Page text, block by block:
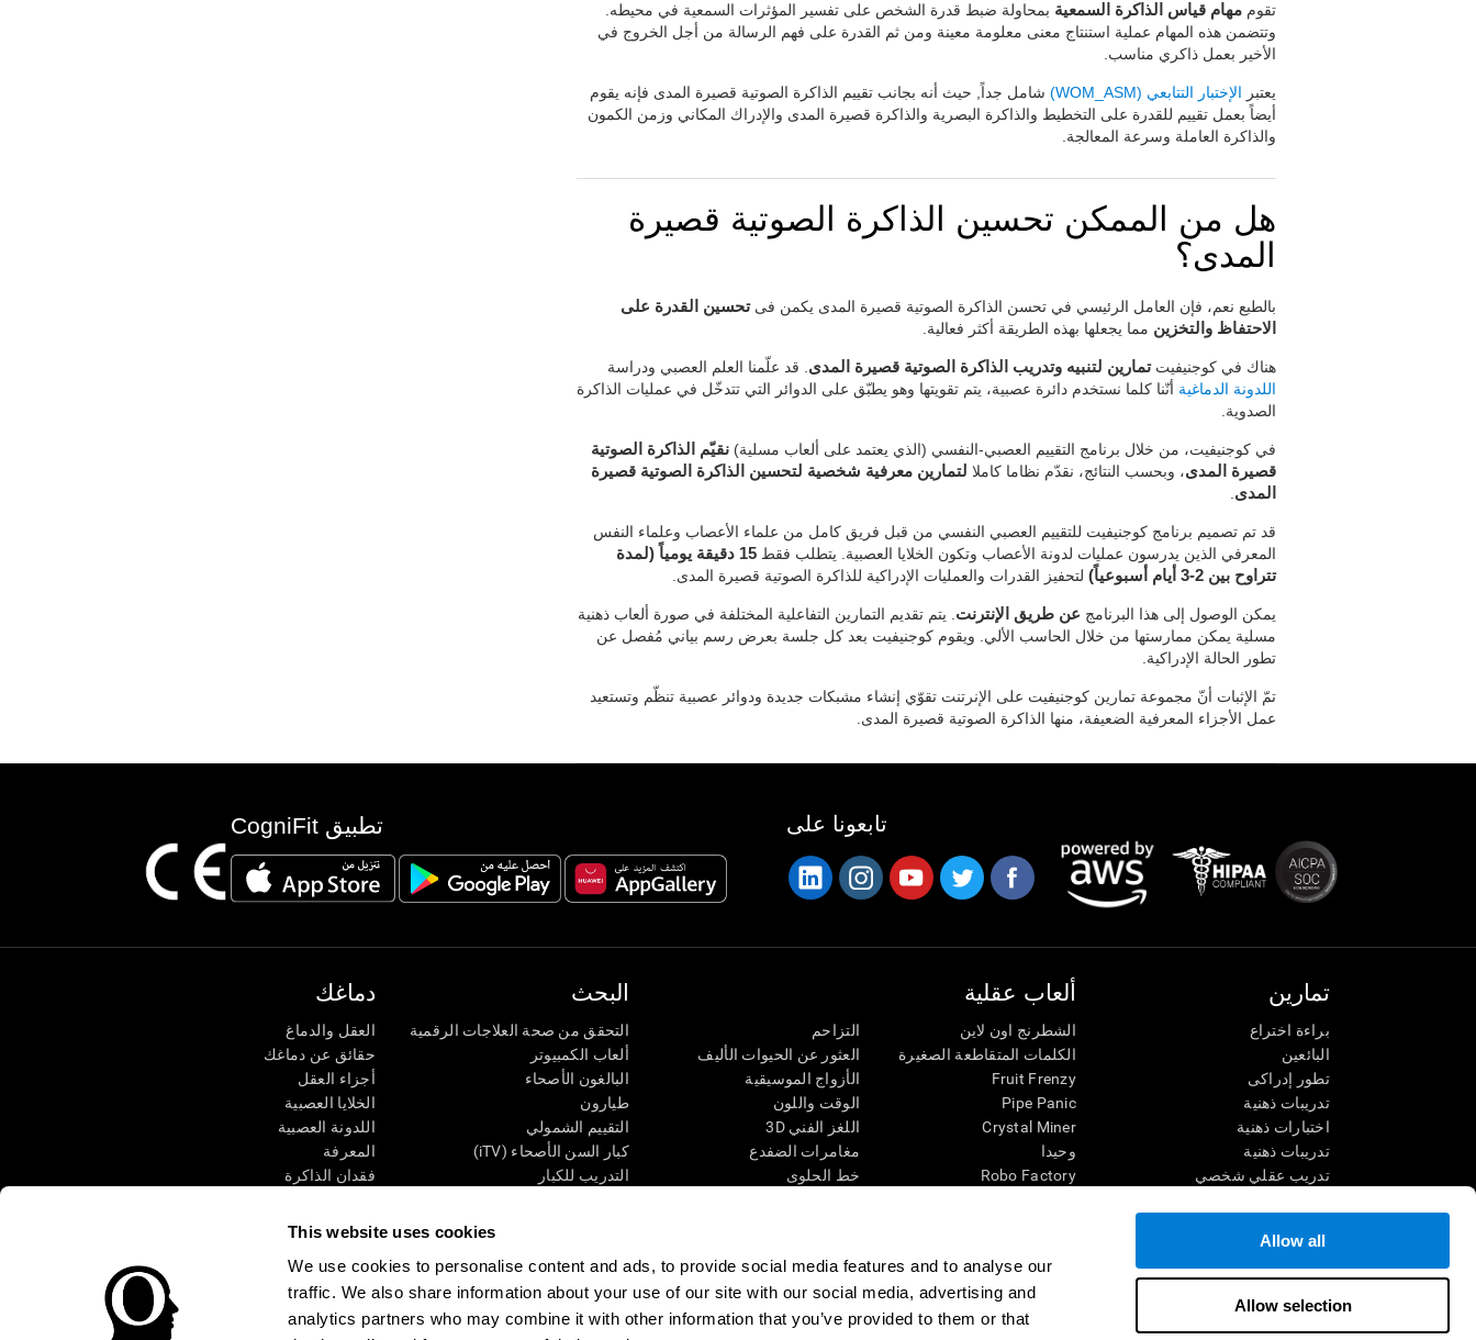
This website uses cookies
We use cookies to personalise content and ads, to provide social media features and to analyse our
traffic. We also share information about your use of our site with our social media, advertising and
analytics partners who may combine it with other information that you’ve provided to them or that
Allow all
Allow selection
تقوم مهام قياس الذاكرة السمعية بمحاولة ضبط قدرة الشخص على تفسير المؤثرات السمعية في محيطه.
وتتضمن هذه المهام عملية استنتاج معنى معلومة معينة ومن ثم القدرة على فهم الرسالة من أجل الخروج في
الأخير بعمل ذاكري مناسب.
يعتبر الإختبار التتابعي (WOM_ASM)
شامل جداً, حيث أنه بجانب تقييم الذاكرة الصوتية قصيرة المدى فإنه يقوم
أيضاً بعمل تقييم للقدرة على التخطيط والذاكرة البصرية والذاكرة قصيرة المدى والإدراك المكاني وزمن الكمون
والذاكرة العاملة وسرعة المعالجة.
هل من الممكن تحسين الذاكرة الصوتية قصيرة
المدى؟
بالطبع نعم، فإن العامل الرئيسي في تحسن الذاكرة الصوتية قصيرة المدى يكمن فىتحسين القدرة على
الاحتفاظ والتخزين مما يجعلها بهذه الطريقة أكثر فعالية.
هناك في كوجنيفيتتمارين لتنبيه وتدريب الذاكرة الصوتية قصيرة المدى . قد علّمنا العلم العصبي ودراسة
اللدونة الدماغية أنّنا كلما نستخدم دائرة عصبية، يتم تقويتها وهو يطبّق على الدوائر التي تتدخّل في عمليات الذاكرة
الصدوية.
في كوجنيفيت، من خلال برنامج التقييم العصبي-النفسي (الذي يعتمد على ألعاب مسلية) نقيّم الذاكرة الصوتية
قصيرة المدى، وبحسب النتائج، نقدّم نظاما كاملا لتمارين معرفية شخصية لتحسين الذاكرة الصوتية قصيرة
المدى
قد تم تصميم برنامج كوجنيفيت للتقييم العصبي النفسي من قبل فريق كامل من علماء الأعصاب وعلماء النفس
المعرفي الذين يدرسون عمليات لدونة الأعصاب وتكون الخلايا العصبية. يتطلب فقط
15 دقيقة يومياً (لمدة
تتراوح بين 2-3 أيام أسبوعياً)
لتحفيز القدرات والعمليات الإدراكية للذاكرة الصوتية قصيرة المدى.
يمكن الوصول إلى هذا البرنامج عن طريق الإنترنت . يتم تقديم التمارين التفاعلية المختلفة في صورة ألعاب ذهنية
مسلية يمكن ممارستها من خلال الحاسب الألي. ويقوم كوجنيفيت بعد كل جلسة بعرض رسم بياني مُفصل عن
تطور الحالة الإدراكية.
تمّ الإثبات أنّ مجموعة تمارين كوجنيفيت على الإنرتنت تقوّي إنشاء مشبكات جديدة ودوائر عصبية تنظّم وتستعيد
عمل الأجزاء المعرفية الضعيفة، منها الذاكرة الصوتية قصيرة المدى.
تطبيق CogniFit تابعونا على
دماغك
العقل والدماغ
حقائق عن دماغك
أجزاء العقل
الخلايا العصبية
اللدونة العصبية
المعرفة
فقدان الذاكرة
وظائف ذهنية
الإدراك الحسى
الانتباه
البحث
التحقق من صحة العلاجات الرقمية
ألعاب الكمبيوتر
البالغون الأصحاء
طيارون
التقييم الشمولي
كبار السن الأصحاء (iTV)
التدريب للكبار
ألعاب عقلية
الشطرنج اون لاين
الكلمات المتقاطعة الصغيرة
Fruit Frenzy
Pipe Panic
Crystal Miner
وحيدا
Robo Factory
قم بالمطابقة
فوضى الرياضيات
سباق الرخام
التزاحم
العثور عن الحيوات الأليف
الأزواج الموسيقية
الوقت واللون
اللغز الفني 3D
مغامرات الضفدع
خط الحلوى
اللعبة العقلية: تفجير البالونات
ألعاب الذكاء
ألعاب اون لاين من آجل الذاكرة
تمارين
براءة اختراع
البائعين
تطور إدراكى
تدريبات ذهنية
اختبارات ذهنية
تدريبات ذهنية
تدريب عقلي شخصي
فهم القراءة
الأطفال الموهوبون
معارك الدماغ